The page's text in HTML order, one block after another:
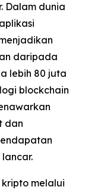
Dalam dunia
daripada
lebih 80 juta
blockchain
dan
melalui